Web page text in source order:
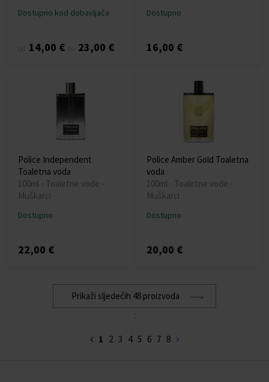
Dostupno kod dobavljača
14,00 € 23,00 €
Dostupno
16,00 €
Police Independent
Toaletna voda
100ml - Toaletne vode -
Muškarci
Dostupno
22,00 €
Police Amber Gold Toaletna
voda
100ml - Toaletne vode -
Muškarci
Dostupno
20,00 €
Prikaži sljedećih 48 proizvoda
:
1 2 3 4 5 6 7 8